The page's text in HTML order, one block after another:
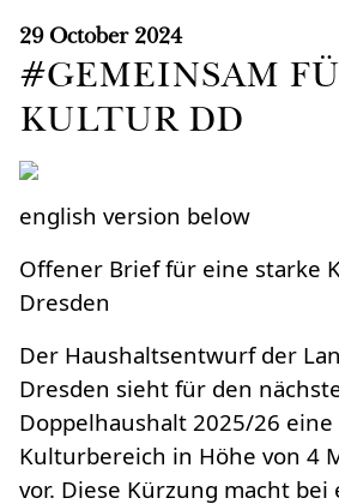
29 October 2024
#GEMEINSAM
KULTUR DD
english version below
Offener Brief für eine starke
Dresden
Der Haushaltsentwurf der
Dresden sieht für den
Doppelhaushalt 2025/26
Kulturbereich in Höhe von 4
vor. Diese Kürzung macht bei